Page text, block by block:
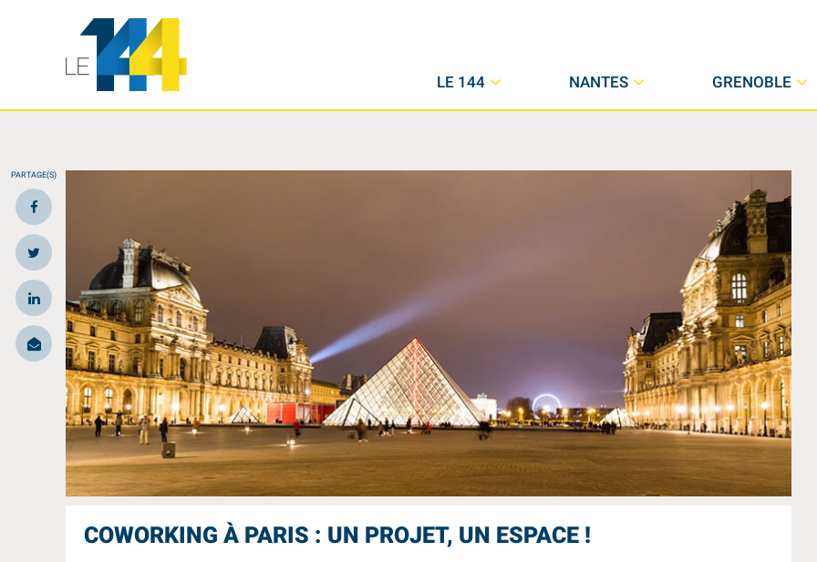
LE 144 NANTES GRENOBLE
PARTAGE(S)
COWORKING À PARIS : UN PROJET, UN ESPACE !